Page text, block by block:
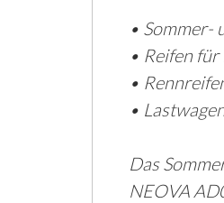
• Sommer-
• Reifen
•
•
Das
NEOVA